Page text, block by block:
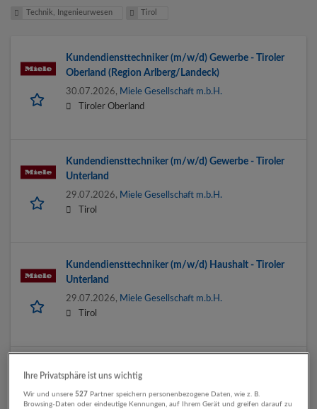
Technik, Ingenieurwesen Tirol
Kundendiensttechniker (m/w/d) Gewerbe - Tiroler
Oberland (Region Arlberg/Landeck)
30.07.2026, Miele Gesellschaft m.b.H.
Tiroler Oberland
Kundendiensttechniker (m/w/d) Gewerbe - Tiroler
Unterland
29.07.2026, Miele Gesellschaft m.b.H.
Tirol
Kundendiensttechniker (m/w/d) Haushalt - Tiroler
Unterland
29.07.2026, Miele Gesellschaft m.b.H.
Tirol
Brandmeldeanlagen (m/w/d)
08.07.2026,Fiegl & Spielberger GmbH
Ihre Privatsphäre ist uns wichtig
Wir und unsere527 Partner speichern personenbezogene Daten, wie z. B.
Browsing-Daten oder eindeutige Kennungen, auf Ihrem Gerät und greifen darauf zu